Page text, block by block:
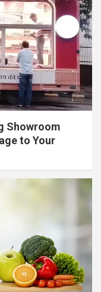
Showroom
to Your